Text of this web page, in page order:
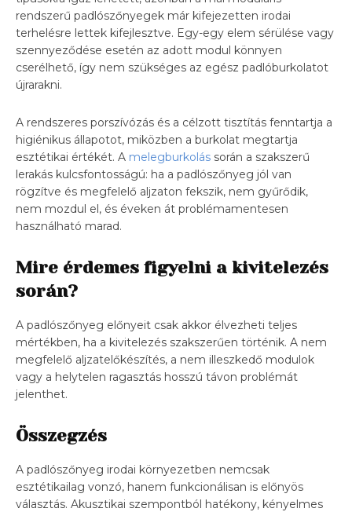
rendszerű padlószőnyegek már kifejezetten irodai
terhelésre lettek kifejlesztve. Egy-egy elem sérülése vagy
szennyeződése esetén az adott modul könnyen
cserélhető, így nem szükséges az egész padlóburkolatot
újrarakni.
A rendszeres porszívózás és a célzott tisztítás fenntartja a
higiénikus állapotot, miközben a burkolat megtartja
esztétikai értékét. A melegburkolás során a szakszerű
lerakás kulcsfontosságú: ha a padlószőnyeg jól van
rögzítve és megfelelő aljzaton fekszik, nem gyűrődik,
nem mozdul el, és éveken át problémamentesen
használható marad.
Mire érdemes figyelni a kivitelezés
során?
A padlószőnyeg előnyeit csak akkor élvezheti teljes
mértékben, ha a kivitelezés szakszerűen történik. A nem
megfelelő aljzatelőkészítés, a nem illeszkedő modulok
vagy a helytelen ragasztás hosszú távon problémát
jelenthet.
Összegzés
A padlószőnyeg irodai környezetben nemcsak
esztétikailag vonzó, hanem funkcionálisan is előnyös
választás. Akusztikai szempontból hatékony, kényelmes